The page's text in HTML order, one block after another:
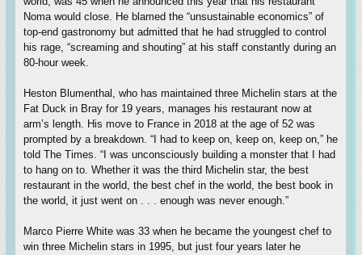
Noma would close. He blamed the “unsustainable economics” of
top-end gastronomy but admitted that he had struggled to control
his rage, “screaming and shouting” at his staff constantly during an
80-hour week.
Heston Blumenthal, who has maintained three Michelin stars at the
Fat Duck in Bray for 19 years, manages his restaurant now at
arm’s length. His move to France in 2018 at the age of 52 was
prompted by a breakdown. “I had to keep on, keep on, keep on,” he
told The Times. “I was unconsciously building a monster that I had
to hang on to. Whether it was the third Michelin star, the best
restaurant in the world, the best chef in the world, the best book in
the world, it just went on . . . enough was never enough.”
Marco Pierre White was 33 when he became the youngest chef to
win three Michelin stars in 1995, but just four years later he